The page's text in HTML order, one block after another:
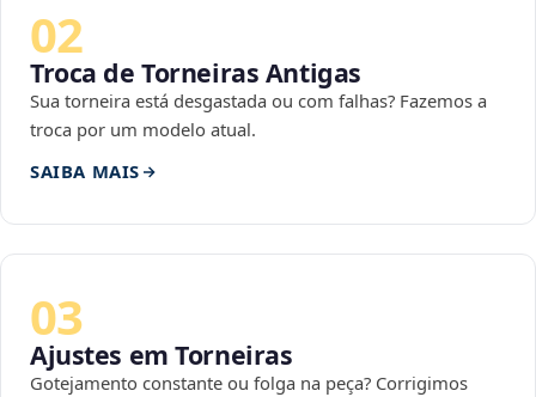
02
Troca de Torneiras Antigas
Sua torneira está desgastada ou com falhas? Fazemos a
troca por um modelo atual.
SAIBA MAIS
03
Ajustes em Torneiras
Gotejamento constante ou folga na peça? Corrigimos